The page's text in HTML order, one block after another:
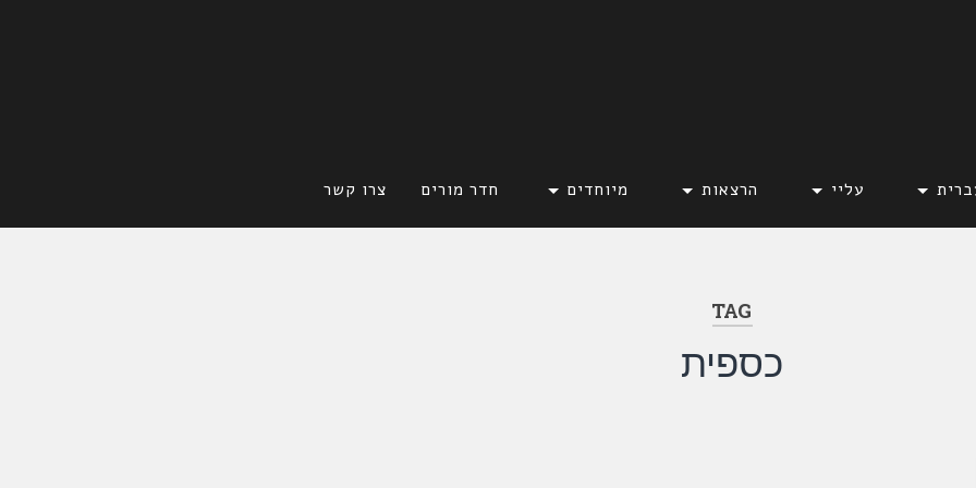
עליי הרצאות מיוחדים חדר מורים צרו קשר
TAG
כספית